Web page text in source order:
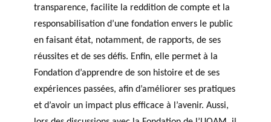
transparence, facilite la reddition de compte et la
responsabilisation d’une fondation envers le public
en faisant état, notamment, de rapports, de ses
réussites et de ses défis. Enfin, elle permet à la
Fondation d’apprendre de son histoire et de ses
expériences passées, afin d’améliorer ses pratiques
et d’avoir un impact plus efficace à l’avenir. Aussi,